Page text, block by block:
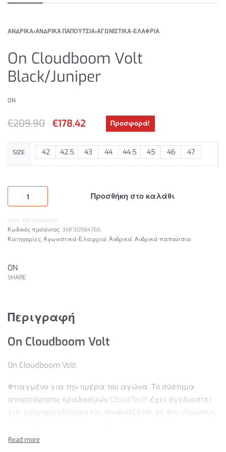
ΑΝΔΡΙΚΑ›ΑΝΔΡΙΚΑ ΠΑΠΟΥΤΣΙΑ›ΑΓΩΝΙΣΤΙΚΑ-ΕΛΑΦΡΙΑ
On Cloudboom Volt
Black/Juniper
ON
€209.90 €178.42 Προσφορά!
SIZE 42 42.5 43 44 44.5 45 46 47
Προσθήκη στο καλάθι
MPN: 3MF30984766
3MF30984766
Κατηγορίες: Αγωνιστικά-Ελαφριά, Ανδρικά, Ανδρικά παπούτσια
ON
SHARE
Περιγραφή
On Cloudboom Volt
On Cloudboom Volt.
Φτιαγμένο για την ημέρα του αγώνα. Το σύστημα
απορρόφησης κραδασμών CloudTec® έχει σχεδιαστεί
για γρήγορη οδήγηση και συνδυάζεται με δύο στρώσεις
Χαρακτηριστικά Προϊόντος: